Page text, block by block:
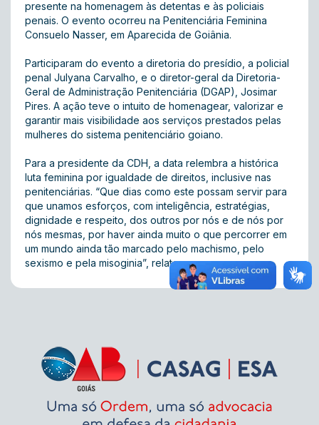
presente na homenagem às detentas e às policiais
penais. O evento ocorreu na Penitenciária Feminina
Consuelo Nasser, em Aparecida de Goiânia.
Participaram do evento a diretoria do presídio, a policial
penal Julyana Carvalho, e o diretor-geral da Diretoria-
Geral de Administração Penitenciária (DGAP), Josimar
Pires. A ação teve o intuito de homenagear, valorizar e
garantir mais visibilidade aos serviços prestados pelas
mulheres do sistema penitenciário goiano.
Para a presidente da CDH, a data relembra a histórica
luta feminina por igualdade de direitos, inclusive nas
penitenciárias. “Que dias como este possam servir para
que unamos esforços, com inteligência, estratégias,
dignidade e respeito, dos outros por nós e de nós por
nós mesmas, por haver ainda muito o que percorrer em
um mundo ainda tão marcado pelo machismo, pelo
sexismo e pela misoginia”, relatou.